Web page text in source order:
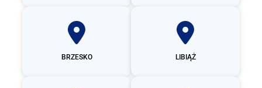
BRZESKO LIBIĄŻ